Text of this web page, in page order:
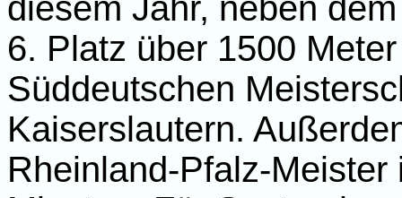
diesem Jahr, neben
6. Platz über 1500
Süddeutschen
Kaiserslautern.
Rheinland-Pfalz-